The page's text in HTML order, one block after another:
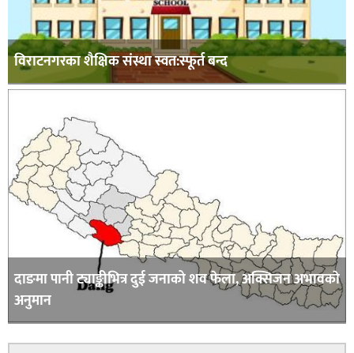
विराटनगरका शैक्षिक संस्था स्वत:स्फूर्त बन्द
दाङमा पानी ट्याङ्कीभित्र दुई जनाको शव फेला, अक्सिजन अभावकाे
अनुमान